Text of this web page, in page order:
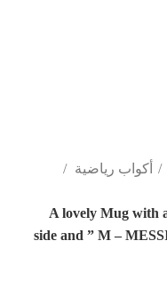
أكواب رياضية
A lovely Mug with
side and ” M –